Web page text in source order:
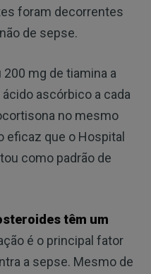
foram decorrentes
de sepse.
mg de tiamina a
ascórbico a cada
no mesmo
eficaz que o Hospital
como padrão de
têm um
é o principal fator
a sepse. Mesmo de